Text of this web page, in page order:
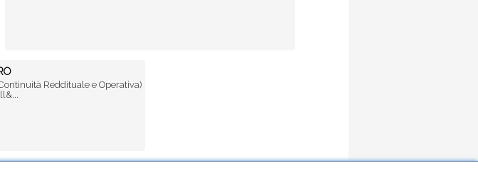
Reddituale e Operativa)